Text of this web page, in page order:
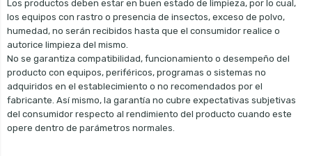
Los productos deben estar en buen estado de limpieza, por lo cual,
los equipos con rastro o presencia de insectos, exceso de polvo,
humedad, no serán recibidos hasta que el consumidor realice o
autorice limpieza del mismo.
No se garantiza compatibilidad, funcionamiento o desempeño del
producto con equipos, periféricos, programas o sistemas no
adquiridos en el establecimiento o no recomendados por el
fabricante. Así mismo, la garantía no cubre expectativas subjetivas
del consumidor respecto al rendimiento del producto cuando este
opere dentro de parámetros normales.